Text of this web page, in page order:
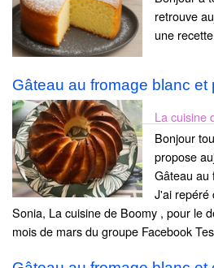
retrouve
une
Gâteau au fromage blanc et
La cuisine
Bonjour
propose
Gâteau au
J'ai repéré
Sonia, La cuisine de Boomy , pour le
mois de mars du groupe Facebook